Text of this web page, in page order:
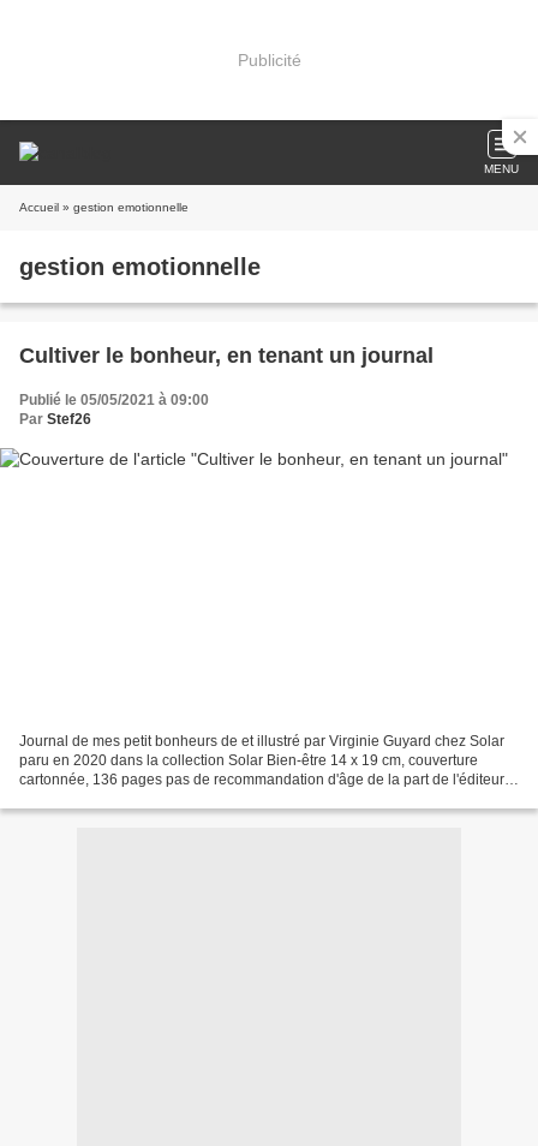
Publicité
MENU
Accueil » gestion emotionnelle
gestion emotionnelle
Cultiver le bonheur, en tenant un journal
Publié le 05/05/2021 à 09:00
Par Stef26
Journal de mes petit bonheurs de et illustré par Virginie Guyard chez Solar
paru en 2020 dans la collection Solar Bien-être 14 x 19 cm, couverture
cartonnée, 136 pages pas de recommandation d'âge de la part de l'éditeur